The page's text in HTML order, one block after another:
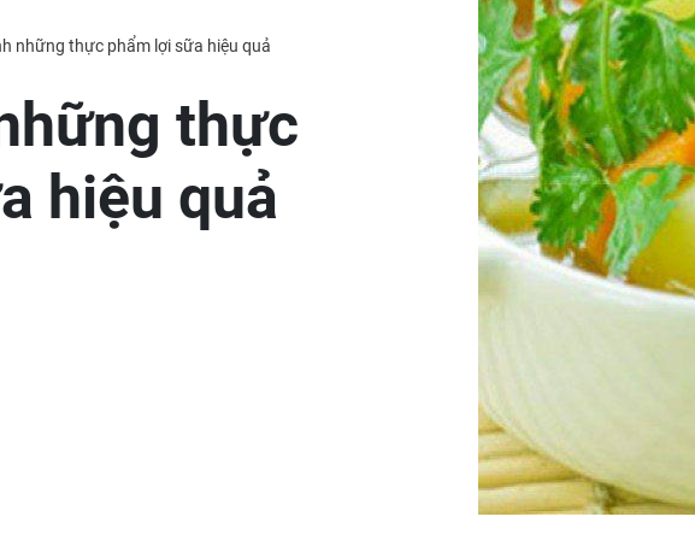
những thực phẩm lợi sữa hiệu quả
thực
hiệu quả